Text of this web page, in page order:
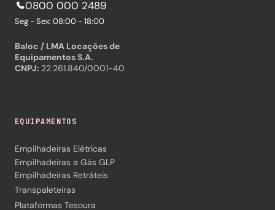
0800 000 2489
Seg - Sex: 08:00 - 18:00
Baloc / LMA Locações de
Equipamentos S.A.
CNPJ: 22.261.840/0001-40
EQUIPAMENTOS
Empilhadeiras Elétricas
Empilhadeiras a Gás GLP
Empilhadeiras Retráteis
Transpaleteiras
Plataformas Tesoura